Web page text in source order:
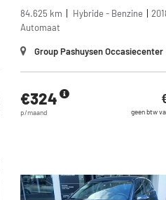
84.625 km
Hybride - Benzine
Automaat
Group Pashuysen Occasiecenter
€324
p/maand geen btw